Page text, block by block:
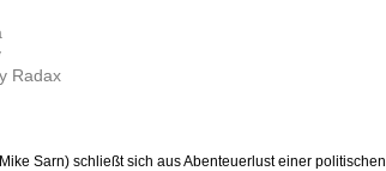
Radax
Sarn) schließt sich aus Abenteuerlust einer politischen